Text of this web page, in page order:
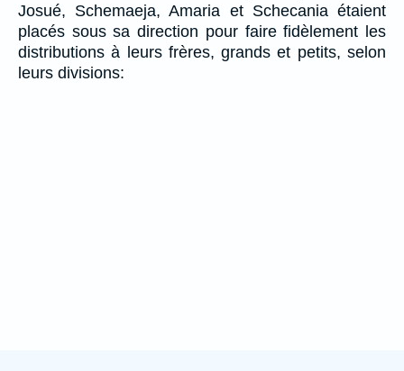
Josué, Schemaeja, Amaria et Schecania étaient
placés sous sa direction pour faire fidèlement les
distributions à leurs frères, grands et petits, selon
leurs divisions: